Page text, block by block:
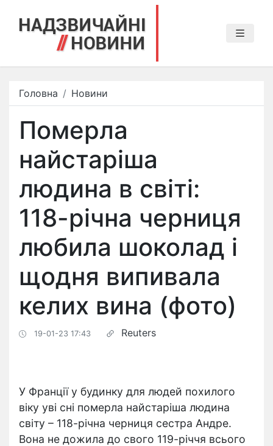
Головна Новини
Померла
найстаріша
людина в світі:
118-річна черниця
любила шоколад і
щодня випивала
келих вина (фото)
19-01-23 17:43 Reuters
У Франції у будинку для людей похилого
віку уві сні померла найстаріша людина
світу – 118-річна черниця сестра Андре.
Вона не дожила до свого 119-річчя всього